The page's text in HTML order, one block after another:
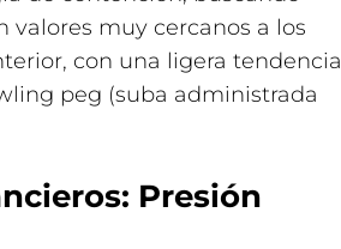
valores muy cercanos a los
con una ligera tendencia
peg (suba administrada
Presión